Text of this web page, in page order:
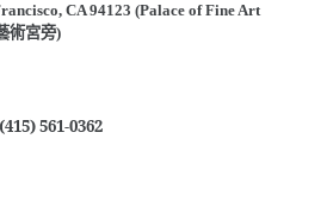
CA 94123 (Palace of Fine Art
術宮旁)
(415) 561-0362